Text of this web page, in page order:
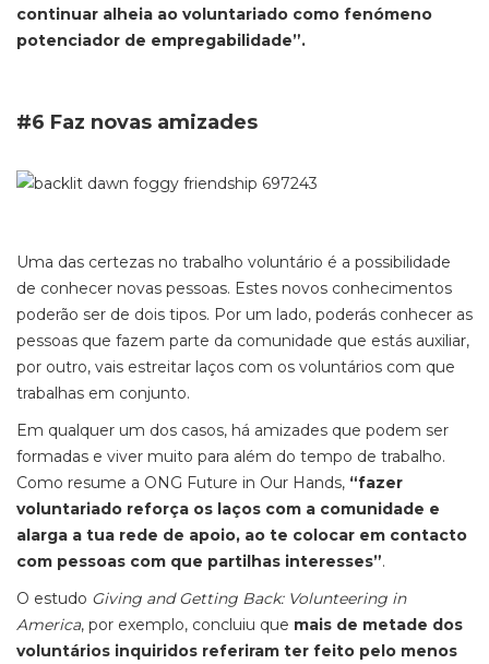
continuar alheia ao voluntariado como fenómeno
potenciador de empregabilidade”.
#6 Faz novas amizades
Uma das certezas no trabalho voluntário é a possibilidade
de conhecer novas pessoas. Estes novos conhecimentos
poderão ser de dois tipos. Por um lado, poderás conhecer as
pessoas que fazem parte da comunidade que estás auxiliar,
por outro, vais estreitar laços com os voluntários com que
trabalhas em conjunto.
Em qualquer um dos casos, há amizades que podem ser
formadas e viver muito para além do tempo de trabalho.
Como resume a ONG Future in Our Hands, “fazer
voluntariado reforça os laços com a comunidade e
alarga a tua rede de apoio, ao te colocar em contacto
com pessoas com que partilhas interesses”.
O estudo Giving and Getting Back: Volunteering in
America, por exemplo, concluiu que mais de metade dos
voluntários inquiridos referiram ter feito pelo menos